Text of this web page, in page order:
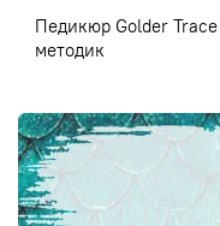
Педикюр Golder
методик